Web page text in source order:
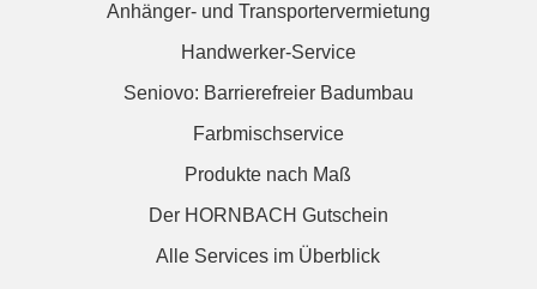
Anhänger- und Transportervermietung
Handwerker-Service
Seniovo: Barrierefreier Badumbau
Farbmischservice
Produkte nach Maß
Der HORNBACH Gutschein
Alle Services im Überblick